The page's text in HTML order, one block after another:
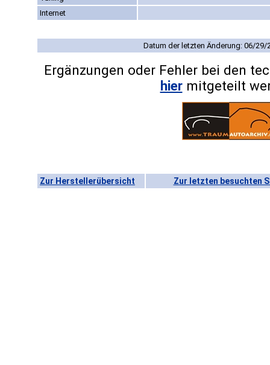
Internet
Datum der letzten Änderung: 06/29/
Ergänzungen oder Fehler bei den
hiermitgeteilt
Zur Herstellerübersicht Zur letzten besuchten